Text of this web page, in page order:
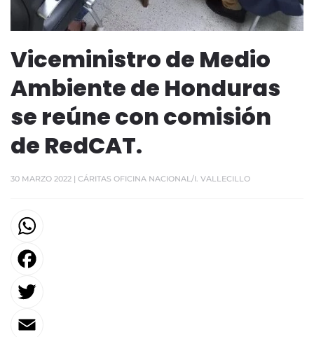
Viceministro de Medio
Ambiente de Honduras
se reúne con comisión
de RedCAT.
30 MARZO 2022 | CÁRITAS OFICINA NACIONAL/I. VALLECILLO